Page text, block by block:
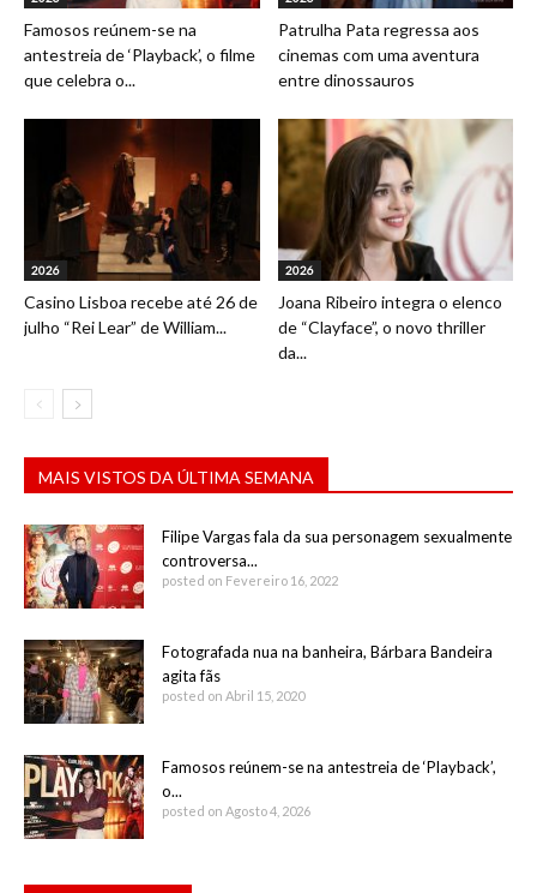
Famosos reúnem-se na
antestreia de ‘Playback’, o filme
que celebra o...
Patrulha Pata regressa aos
cinemas com uma aventura
entre dinossauros
2026
Casino Lisboa recebe até 26 de
julho “Rei Lear” de William...
2026
Joana Ribeiro integra o elenco
de “Clayface”, o novo thriller
da...
MAIS VISTOS DA ÚLTIMA SEMANA
Filipe Vargas fala da sua personagem sexualmente
controversa...
posted on Fevereiro 16, 2022
Fotografada nua na banheira, Bárbara Bandeira
agita fãs
posted on Abril 15, 2020
Famosos reúnem-se na antestreia de ‘Playback’,
o...
posted on Agosto 4, 2026